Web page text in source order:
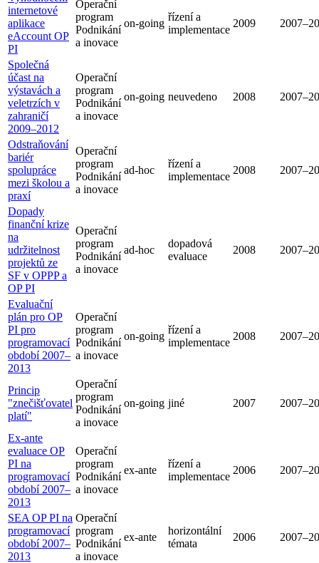
internetové
aplikace
eAccount OP
PI
Operační
program
Podnikání
a inovace
on-going
řízení a
implementace
2009
Společná
účast na
výstavách a
veletrzích v
zahraničí
2009–2012
Operační
program
Podnikání
a inovace
on-going neuvedeno 2008
Odstraňování
bariér
spolupráce
mezi školou a
praxí
Operační
program
Podnikání
a inovace
ad-hoc
řízení a
implementace
2008
Dopady
finanční krize
na
udržitelnost
projektů ze
SF v OPPP a
OP PI
Operační
program
Podnikání
a inovace
ad-hoc
dopadová
evaluace
2008
Evaluační
plán pro OP
PI pro
programovací
období 2007–
2013
Operační
program
Podnikání
a inovace
on-going
řízení a
implementace
2008
Princip
"znečišťovatel
platí"
Operační
program
Podnikání
a inovace
on-going jiné 2007
Ex-ante
evaluace OP
PI na
programovací
období 2007–
2013
Operační
program
Podnikání
a inovace
ex-ante
řízení a
implementace
2006
SEA OP PI na
programovací
období 2007–
2013
Operační
program
Podnikání
a inovace
ex-ante
horizontální
témata
2006